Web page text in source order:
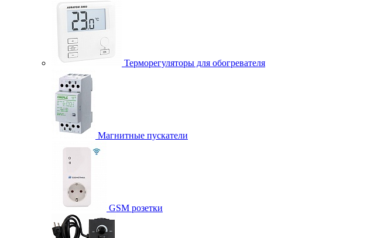
Терморегуляторы для обогревателя
Магнитные пускатели
GSM розетки